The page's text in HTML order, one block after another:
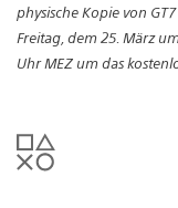
physische Kopie von
Freitag, dem 25. März
Uhr MEZ um das